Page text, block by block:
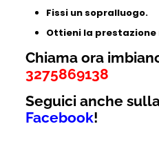
Fissi un sopralluogo.
Ottieni la
Chiama ora
3275869138
Seguici anche
Facebook!